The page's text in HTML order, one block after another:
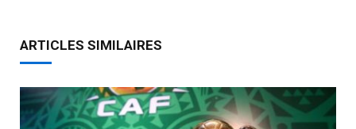
ARTICLES SIMILAIRES